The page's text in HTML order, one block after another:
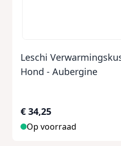
Leschi
Hond - Aubergine
€ 34,25
Op voorraad